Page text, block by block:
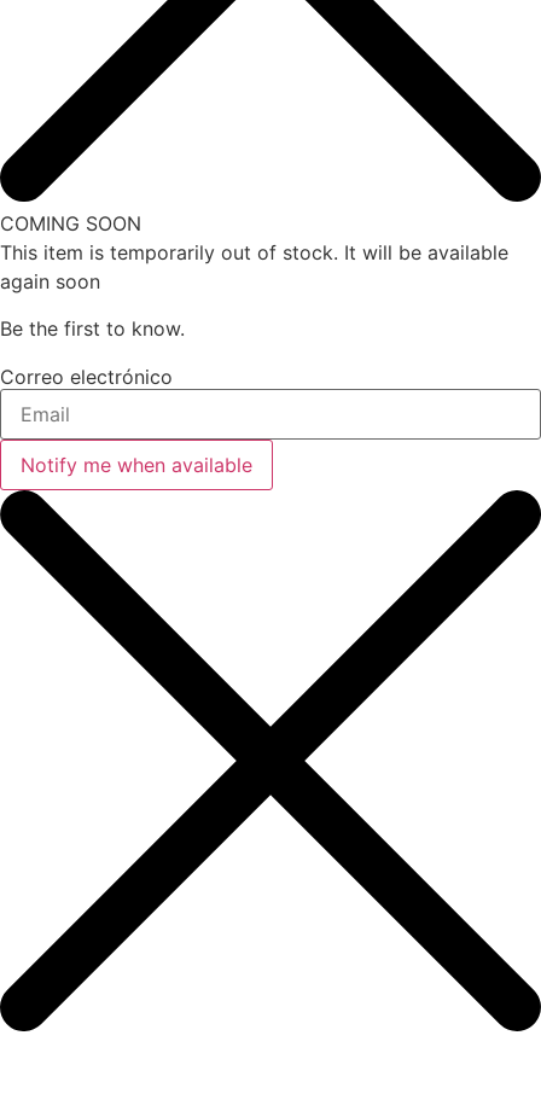
COMING SOON
This item is temporarily out of stock. It will be available
again soon
Be the first to know.
Correo electrónico
Notify me when available